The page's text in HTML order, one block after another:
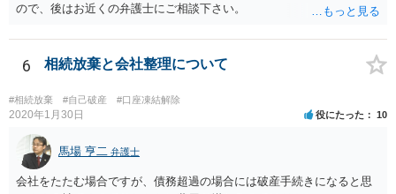
ので、後はお近くの弁護士にご相談下さい。
6 相続放棄と会社整理について
#相続放棄 #自己破産 #口座凍結解除
2020年1月30日 役にたった 10
馬場 亨二 弁護士
会社をたたむ場合ですが、債務超過の場合には破産手続きになると思